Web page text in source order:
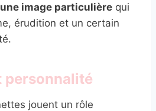
image particulière qui
érudition et un certain
personnalité
jouent un rôle